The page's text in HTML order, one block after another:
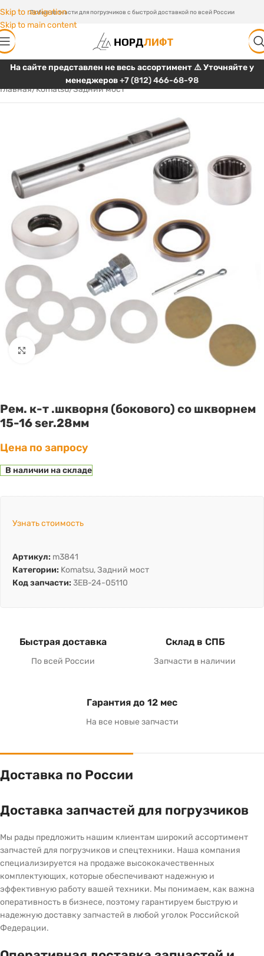
Skip to navigation
Skip to main content
Любые запчасти для погрузчиков с быстрой доставкой по всей России
На сайте представлен не весь ассортимент ⚠️ Уточняйте у
менеджеров+7 (812) 466-68-98
Главная/Komatsu/Задний мост
Click to enlarge
Рем. к-т .шкворня (бокового) со шкворнем
15-16 ser.28мм
Цена по запросу
В наличии на складе
Узнать стоимость
Артикул: m3841
Категории: Komatsu,Задний мост
Код запчасти: 3EB-24-05110
Быстрая доставка
По всей России
Склад в СПБ
Запчасти в наличии
Гарантия до 12 мес
На все новые запчасти
Доставка по России
Доставка запчастей для погрузчиков
Мы рады предложить нашим клиентам широкий ассортимент
запчастей для погрузчиков и спецтехники. Наша компания
специализируется на продаже высококачественных
комплектующих, которые обеспечивают надежную и
эффективную работу вашей техники. Мы понимаем, как важна
оперативность в бизнесе, поэтому гарантируем быструю и
надежную доставку запчастей в любой уголок Российской
Федерации.